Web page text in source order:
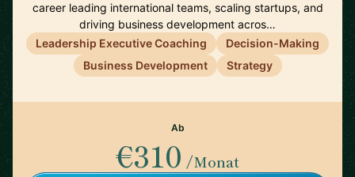
career leading international teams, scaling startups, and
driving business development acros…
Leadership Executive Coaching
Decision-Making
Business Development
Strategy
Ab
€310 /Monat